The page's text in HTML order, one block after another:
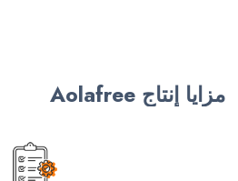
مزايا إنتاج Aolafree